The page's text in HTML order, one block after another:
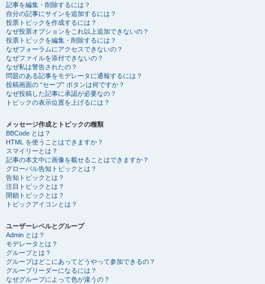
記事を編集・削除するには？
自分の記事にサインを追加するには？
投票トピックを作成するには？
なぜ投票オプションをこれ以上追加できないの？
投票トピックを編集・削除するには？
なぜフォーラムにアクセスできないの？
なぜファイルを添付できないの？
なぜ私は警告されたの？
問題のある記事をモデレータに通報するには？
投稿画面の “セーブ” ボタンは何ですか？
なぜ投稿した記事に承認が必要なの？
トピックの表示位置を上げるには？
メッセージ作成とトピックの種類
BBCode とは？
HTML を使うことはできますか？
スマイリーとは？
記事の本文中に画像を載せることはできますか？
グローバル告知トピックとは？
告知トピックとは？
注目トピックとは？
閉鎖トピックとは？
トピックアイコンとは？
ユーザーレベルとグループ
Admin とは？
モデレータとは？
グループとは？
グループはどこにあってどうやって参加できるの？
グループリーダーになるには？
なぜグループによって色が違うの？